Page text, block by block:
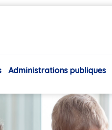
Administrations publiques